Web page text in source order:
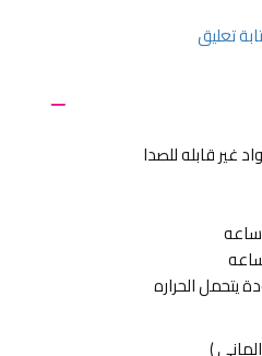
تعليق
غير قابله للصدا
يتحمل الحراره